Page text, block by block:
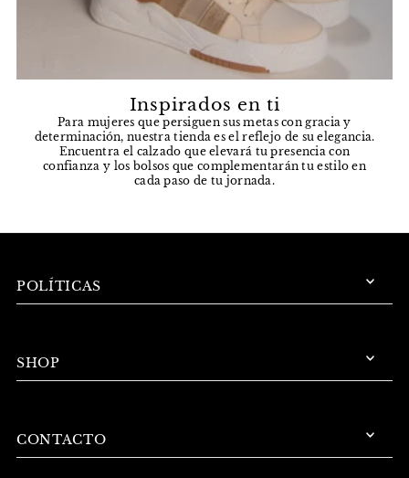
Inspirados en ti
Para mujeres que persiguen sus metas con gracia y
determinación, nuestra tienda es el reflejo de su elegancia.
Encuentra el calzado que elevará tu presencia con
confianza y los bolsos que complementarán tu estilo en
cada paso de tu jornada.
POLÍTICAS
SHOP
CONTACTO